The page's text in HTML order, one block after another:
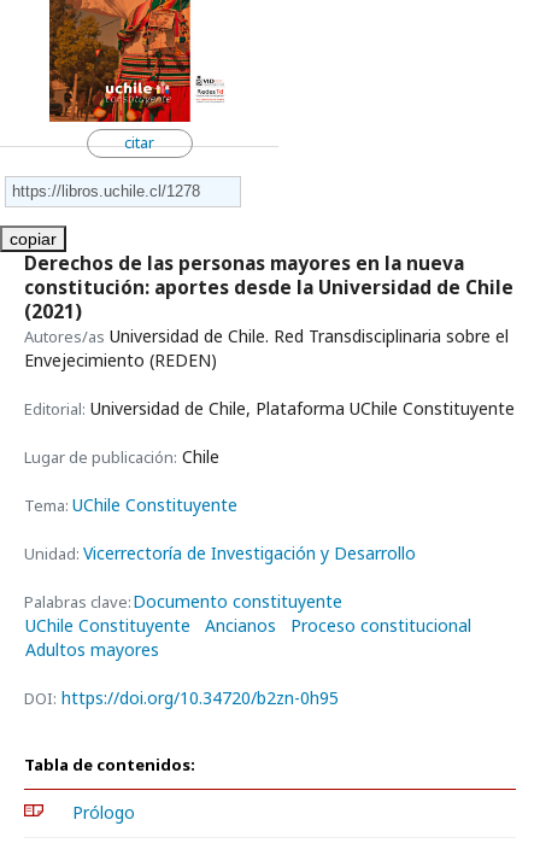
citar
copiar
Derechos de las personas mayores en la nueva
constitución: aportes desde la Universidad de Chile
(2021)
Autores/as Universidad de Chile. Red Transdisciplinaria sobre el
Envejecimiento (REDEN)
Editorial: Universidad de Chile, Plataforma UChile Constituyente
Lugar de publicación: Chile
Tema: UChile Constituyente
Unidad: Vicerrectoría de Investigación y Desarrollo
Palabras clave:Documento constituyente
UChile Constituyente
Ancianos
Proceso constitucional
Adultos mayores
DOI: https://doi.org/10.34720/b2zn-0h95
Tabla de contenidos:
Prólogo